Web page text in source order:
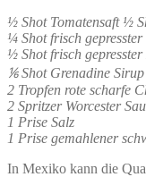
½ Shot Tomatensaft ½
¼ Shot frisch
½ Shot frisch
⅙ Shot Grenadine
2 Tropfen rote scharfe
2 Spritzer Worcester
1 Prise Salz
1 Prise gemahlener
In Mexiko kann die